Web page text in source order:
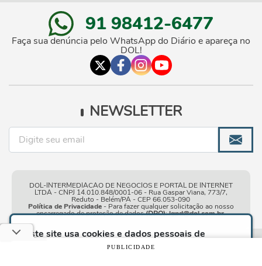
Este site usa cookies e dados pessoais de
acordo com os nossosTermos de Uso e Política
e, ao continuar navegando neste
91 98412-6477
Faça sua denúncia pelo WhatsApp do Diário e apareça no
DOL!
NEWSLETTER
DOL-INTERMEDIACAO DE NEGOCIOS E PORTAL DE INTERNET
LTDA - CNPJ 14.010.848/0001-06 - Rua Gaspar Viana, 773/7,
Reduto - Belém/PA - CEP 66.053-090
Política de Privacidade- Para fazer qualquer solicitação ao nosso
encarregado de proteção de dados(DPO):lgpd@dol.com.br.
| © Copyright 2010-2026 DOL - Diário
PUBLICIDADE